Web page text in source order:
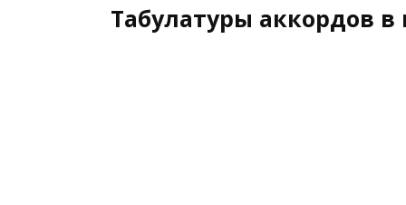
Табулатуры аккордов в